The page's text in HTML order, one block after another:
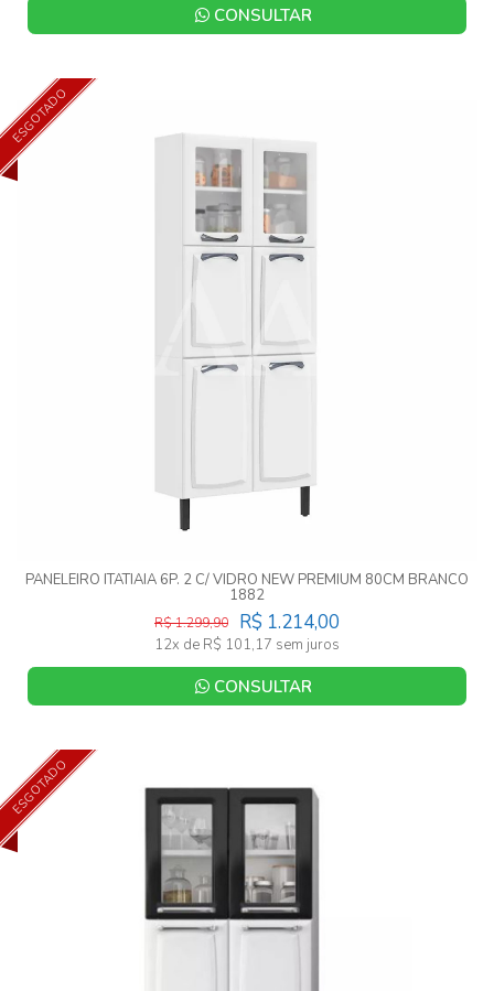
CONSULTAR
ESGOTADO
PANELEIRO ITATIAIA 6P. 2 C/ VIDRO NEW PREMIUM 80CM BRANCO
1882
R$ 1.214,00
R$ 1.299,90
12x de R$ 101,17 sem juros
CONSULTAR
ESGOTADO